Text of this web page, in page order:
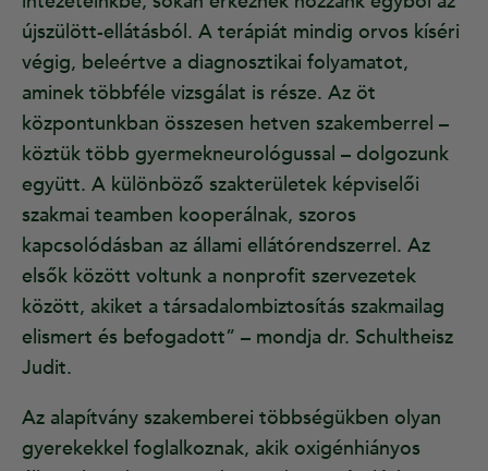
újszülött-ellátásból. A terápiát mindig orvos kíséri
végig, beleértve a diagnosztikai folyamatot,
aminek többféle vizsgálat is része. Az öt
központunkban összesen hetven szakemberrel –
köztük több gyermekneurológussal – dolgozunk
együtt. A különböző szakterületek képviselői
szakmai teamben kooperálnak, szoros
kapcsolódásban az állami ellátórendszerrel. Az
elsők között voltunk a nonprofit szervezetek
között, akiket a társadalombiztosítás szakmailag
elismert és befogadott” – mondja dr. Schultheisz
Judit.
Az alapítvány szakemberei többségükben olyan
gyerekekkel foglalkoznak, akik oxigénhiányos